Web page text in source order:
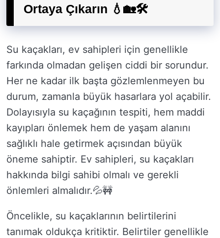
Ortaya Çıkarın 💧🏡🛠️
Su kaçakları, ev sahipleri için genellikle
farkında olmadan gelişen ciddi bir sorundur.
Her ne kadar ilk başta gözlemlenmeyen bu
durum, zamanla büyük hasarlara yol açabilir.
Dolayısıyla su kaçağının tespiti, hem maddi
kayıpları önlemek hem de yaşam alanını
sağlıklı hale getirmek açısından büyük
öneme sahiptir. Ev sahipleri, su kaçakları
hakkında bilgi sahibi olmalı ve gerekli
önlemleri almalıdır.💦🚧
Öncelikle, su kaçaklarının belirtilerini
tanımak oldukça kritiktir. Belirtiler genellikle